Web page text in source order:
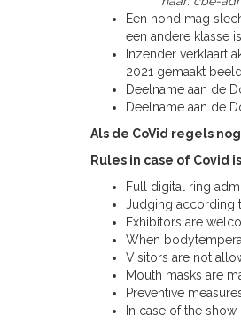
Een hond mag
een andere klasse
Inzender verklaart
2021 gemaakt
Deelname aan de
Deelname aan de
Als de CoVid regels
Rules in case of Covid
Full digital ring
Judging according
Exhibitors are
When
Visitors are not
Mouth masks are
Preventive
In case of the